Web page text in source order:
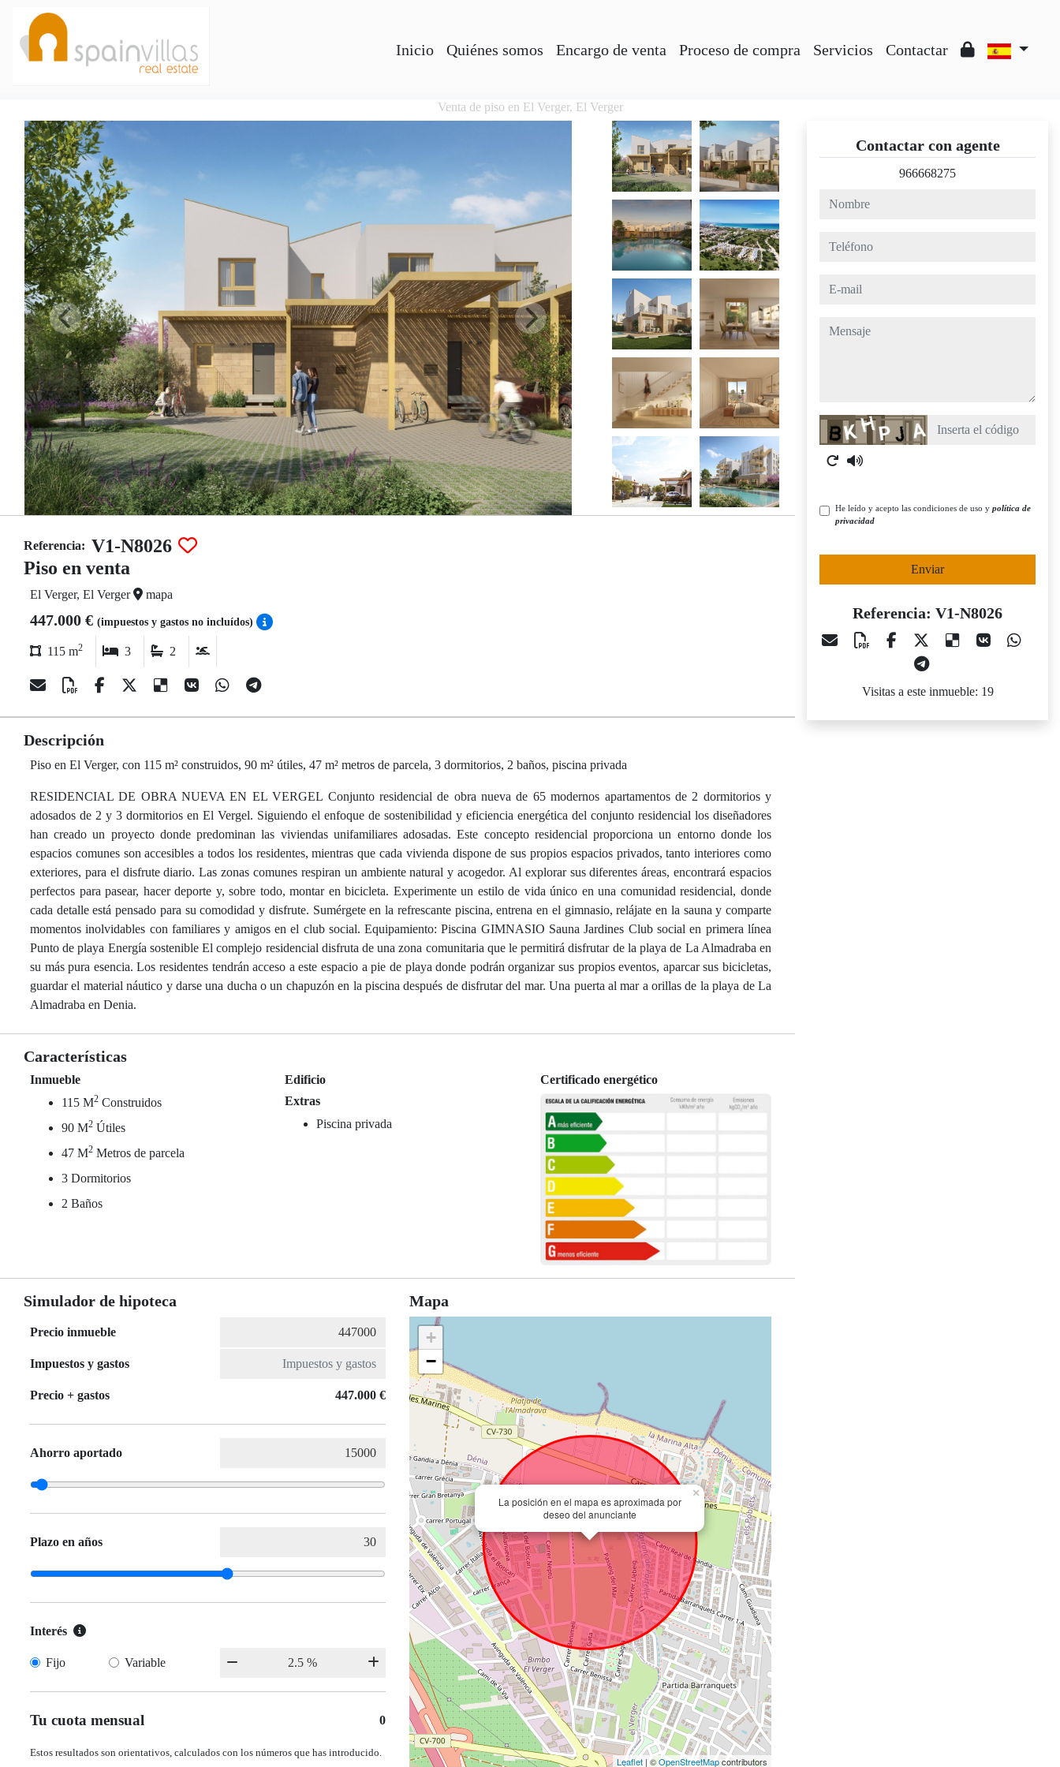
Inicio Quiénes somos Encargo de venta Proceso de compra Servicios Contactar
Venta de piso en El Verger, El Verger
Referencia: V1-N8026
Piso en venta
El Verger, El Verger mapa
447.000 € (impuestos y gastos no incluídos)
115 m2 3 2
Descripción
Piso en El Verger, con 115 m² construidos, 90 m² útiles, 47 m² metros de parcela, 3 dormitorios, 2 baños, piscina privada
RESIDENCIAL DE OBRA NUEVA EN EL VERGEL Conjunto residencial de obra nueva de 65 modernos apartamentos de 2 dormitorios y
adosados de 2 y 3 dormitorios en El Vergel. Siguiendo el enfoque de sostenibilidad y eficiencia energética del conjunto residencial los diseñadores
han creado un proyecto donde predominan las viviendas unifamiliares adosadas. Este concepto residencial proporciona un entorno donde los
espacios comunes son accesibles a todos los residentes, mientras que cada vivienda dispone de sus propios espacios privados, tanto interiores como
exteriores, para el disfrute diario. Las zonas comunes respiran un ambiente natural y acogedor. Al explorar sus diferentes áreas, encontrará espacios
perfectos para pasear, hacer deporte y, sobre todo, montar en bicicleta. Experimente un estilo de vida único en una comunidad residencial, donde
cada detalle está pensado para su comodidad y disfrute. Sumérgete en la refrescante piscina, entrena en el gimnasio, relájate en la sauna y comparte
momentos inolvidables con familiares y amigos en el club social. Equipamiento: Piscina GIMNASIO Sauna Jardines Club social en primera línea
Punto de playa Energía sostenible El complejo residencial disfruta de una zona comunitaria que le permitirá disfrutar de la playa de La Almadraba en
su más pura esencia. Los residentes tendrán acceso a este espacio a pie de playa donde podrán organizar sus propios eventos, aparcar sus bicicletas,
guardar el material náutico y darse una ducha o un chapuzón en la piscina después de disfrutar del mar. Una puerta al mar a orillas de la playa de La
Almadraba en Denia.
Características
Inmueble
115 M2 Construidos
90 M2 Útiles
47 M2 Metros de parcela
3 Dormitorios
2 Baños
Edificio
Extras
Piscina privada
Certificado energético
Simulador de hipoteca
Precio inmueble
Impuestos y gastos
Precio + gastos 447.000 €
Ahorro aportado
Plazo en años
Interés
Fijo Variable
Tu cuota mensual 0
Estos resultados son orientativos, calculados con los números que has introducido.
Mapa
La posición en el mapa es aproximada por
deseo del anunciante
×
+
−
Leaflet | ©OpenStreetMapcontributors
Contactar con agente
966668275
nombre
teléfono
e-mail
mensaje
Captcha
He leído y acepto las condiciones de uso y política de
privacidad
Enviar
Referencia: V1-N8026
Visitas a este inmueble: 19